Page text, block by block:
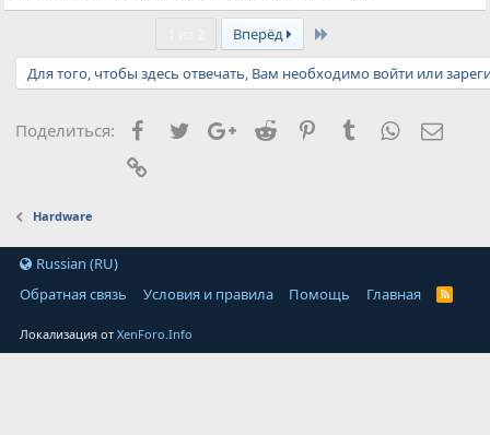
Вперёд Last
Для того, чтобы здесь отвечать, Вам необходимо войти или
Поделиться: Facebook
TwitterGoogle+
Reddit PinterestTumblrWhatsApp
Hardware
Russian (RU)
Обратная связь
Условия и правила Помощь Главная
Локализация отXenForo.Info